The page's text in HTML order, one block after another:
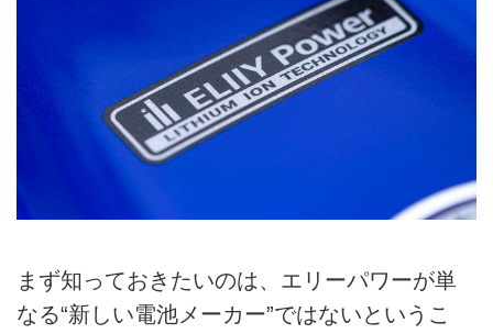
まず知っておきたいのは、エリーパワーが単
なる“新しい電池メーカー”ではないというこ